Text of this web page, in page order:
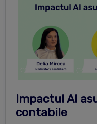
Impactul AI
contabile